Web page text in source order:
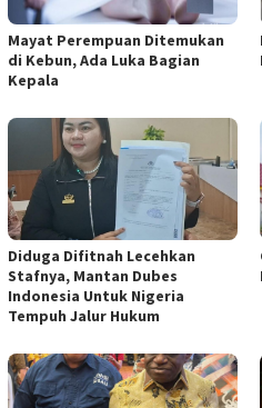
Mayat Perempuan Ditemukan
di Kebun, Ada Luka Bagian
Kepala
Diduga Difitnah Lecehkan
Stafnya, Mantan Dubes
Indonesia Untuk Nigeria
Tempuh Jalur Hukum